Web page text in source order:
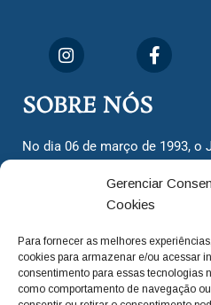
Gerenciar
Cookies
Para fornecer as melhores
cookies para armazenar e/ou acessar
consentimento para essas tecnologias
como comportamento de navegação
SOBRE NÓS
No dia 06 de março de 1993, o
cidadãos valinhenses, já que
dois jornais. Há mais de 30
com o foco de trazer as
deixamos de lado as
questionando os órgãos